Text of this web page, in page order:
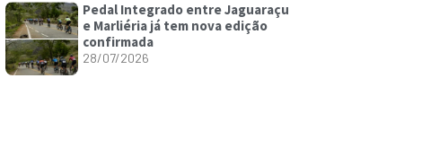
Pedal Integrado entre Jaguaraçu
e Marliéria já tem nova edição
confirmada
28/07/2026